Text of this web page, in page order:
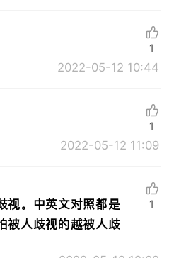
2022-05-12 10:44
1
2022-05-12 11:09
1
视。中英文对照都是
被人歧视的越被人歧
1